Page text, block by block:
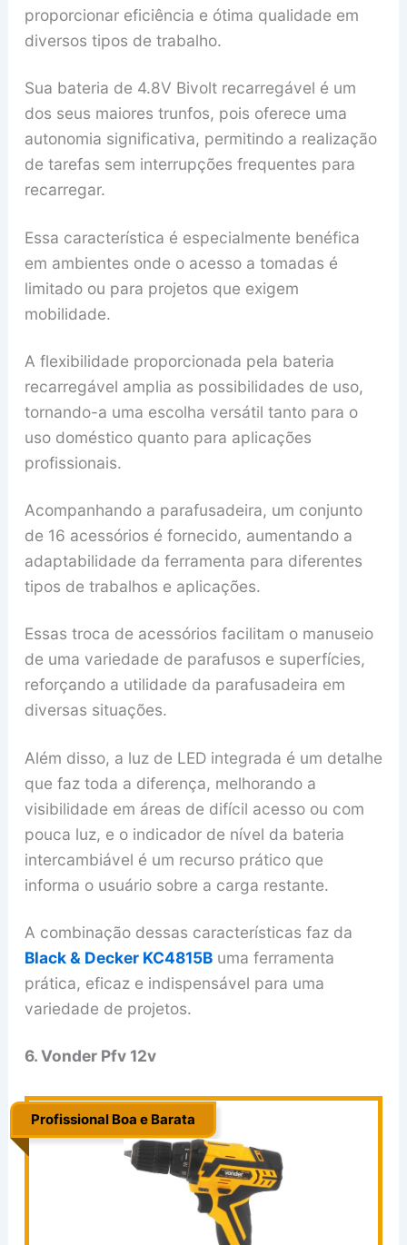
proporcionar eficiência e ótima qualidade em
diversos tipos de trabalho.
Sua bateria de 4.8V Bivolt recarregável é um
dos seus maiores trunfos, pois oferece uma
autonomia significativa, permitindo a realização
de tarefas sem interrupções frequentes para
recarregar.
Essa característica é especialmente benéfica
em ambientes onde o acesso a tomadas é
limitado ou para projetos que exigem
mobilidade.
A flexibilidade proporcionada pela bateria
recarregável amplia as possibilidades de uso,
tornando-a uma escolha versátil tanto para o
uso doméstico quanto para aplicações
profissionais.
Acompanhando a parafusadeira, um conjunto
de 16 acessórios é fornecido, aumentando a
adaptabilidade da ferramenta para diferentes
tipos de trabalhos e aplicações.
Essas troca de acessórios facilitam o manuseio
de uma variedade de parafusos e superfícies,
reforçando a utilidade da parafusadeira em
diversas situações.
Além disso, a luz de LED integrada é um detalhe
que faz toda a diferença, melhorando a
visibilidade em áreas de difícil acesso ou com
pouca luz, e o indicador de nível da bateria
intercambiável é um recurso prático que
informa o usuário sobre a carga restante.
A combinação dessas características faz da
Black & Decker KC4815Buma ferramenta
prática, eficaz e indispensável para uma
variedade de projetos.
6. Vonder Pfv 12v
Profissional Boa e Barata
.